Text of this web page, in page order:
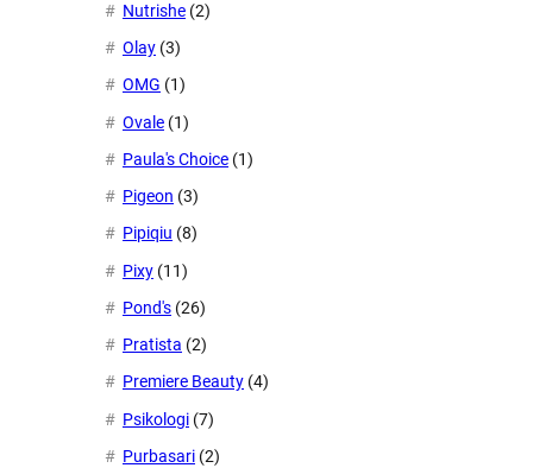
Nutrishe (2)
Olay (3)
OMG (1)
Ovale (1)
Paula's Choice (1)
Pigeon (3)
Pipiqiu (8)
Pixy (11)
Pond's (26)
Pratista (2)
Premiere Beauty (4)
Psikologi (7)
Purbasari (2)